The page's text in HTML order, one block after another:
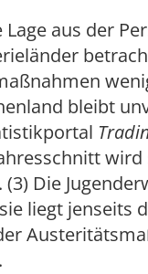
aus der
bleibt
Die
liegt jenseits